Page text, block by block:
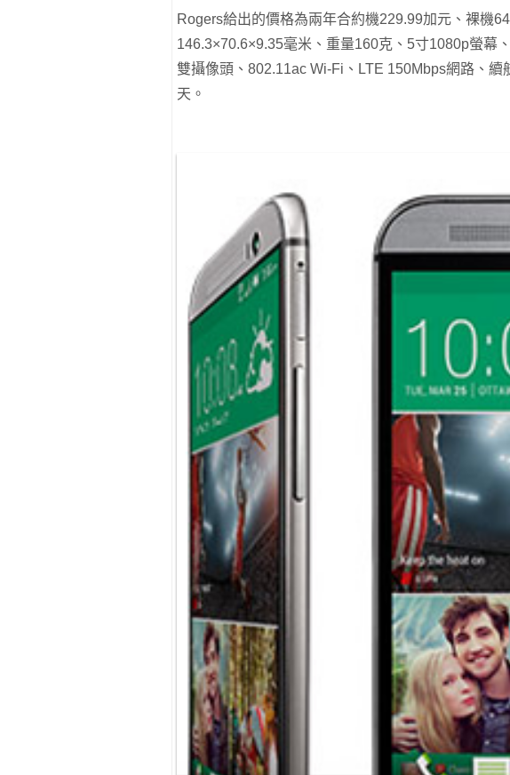
Rogers給出的價格為兩年合約機229.99加元、裸機
146.3×70.6×9.35毫米、重量160克、5寸1080p螢幕
雙攝像頭、802.11ac Wi-Fi、LTE 150Mbps網路、
天。